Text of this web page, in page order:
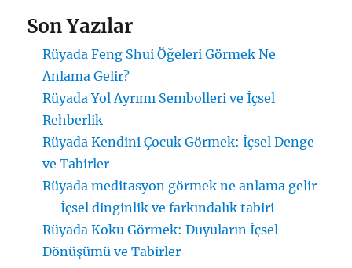
Son Yazılar
Rüyada Feng Shui Öğeleri Görmek Ne
Anlama Gelir?
Rüyada Yol Ayrımı Sembolleri ve İçsel
Rehberlik
Rüyada Kendini Çocuk Görmek: İçsel Denge
ve Tabirler
Rüyada meditasyon görmek ne anlama gelir
— İçsel dinginlik ve farkındalık tabiri
Rüyada Koku Görmek: Duyuların İçsel
Dönüşümü ve Tabirler